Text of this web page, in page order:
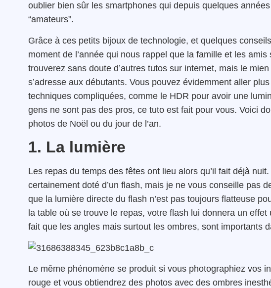
oublier bien sûr les smartphones qui depuis quelques
“amateurs”.
Grâce à ces petits bijoux de technologie, et quelques
moment de l’année qui nous rappel que la famille et les
trouverez sans doute d’autres tutos sur internet, mais le
s’adresse aux débutants. Vous pouvez évidemment aller
techniques compliquées, comme le HDR pour avoir une
gens ne sont pas des pros, ce tuto est fait pour vous. Voici
photos de Noël ou du jour de l’an.
1. La lumière
Les repas du temps des fêtes ont lieu alors qu’il fait déjà
certainement doté d’un flash, mais je ne vous conseille pas
que la lumière directe du flash n’est pas toujours flatteuse
la table où se trouve le repas, votre flash lui donnera un
fait que les angles mais surtout les ombres, sont importants
Le même phénomène se produit si vous photographiez vos
rouge et vous obtiendrez des photos avec des ombres